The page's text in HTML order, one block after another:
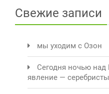
Свежие записи
мы уходим с Озон
Сегодня ночью над
явление —